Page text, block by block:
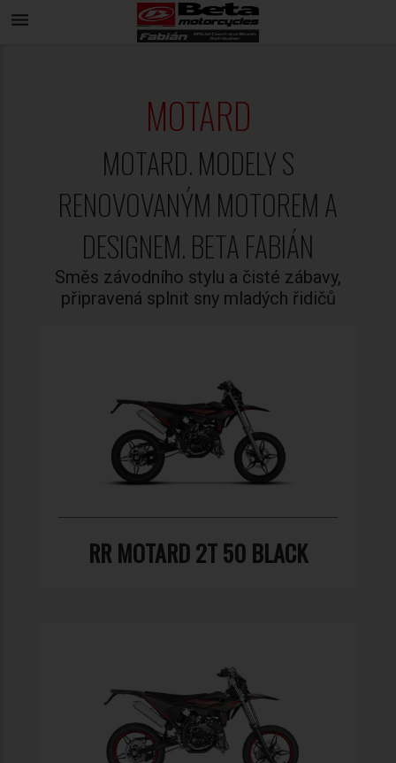
menu
MOTARD
MOTARD. MODELY S
RENOVOVANÝM MOTOREM A
DESIGNEM. BETA FABIÁN
Směs závodního stylu a čisté zábavy,
připravená splnit sny mladých řidičů
RR MOTARD 2T 50 BLACK